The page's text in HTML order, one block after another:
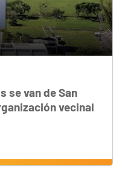
se van de San
vecinal